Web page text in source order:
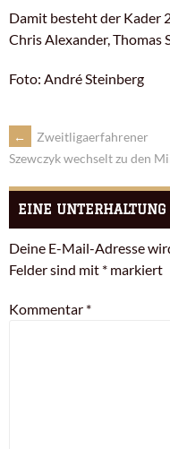
Damit besteht der Kader
Chris Alexander, Thomas
Foto: André Steinberg
←
Zweitligaerfahrener
Szewczyk wechselt zu den
EINE
Deine E-Mail-Adresse
Felder sind mit * markiert
Kommentar *